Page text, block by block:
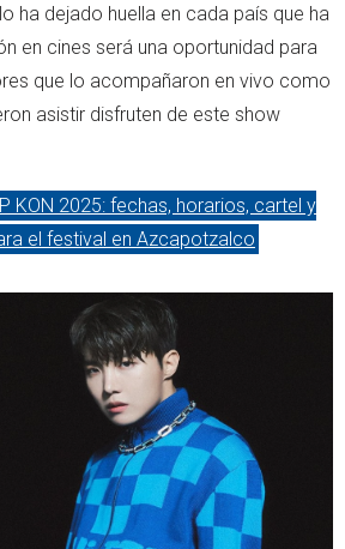
ha dejado huella en cada país que ha
en cines será una oportunidad para
que lo acompañaron en vivo como
asistir disfruten de este show
KON 2025: fechas, horarios, cartel y
el festival en Azcapotzalco